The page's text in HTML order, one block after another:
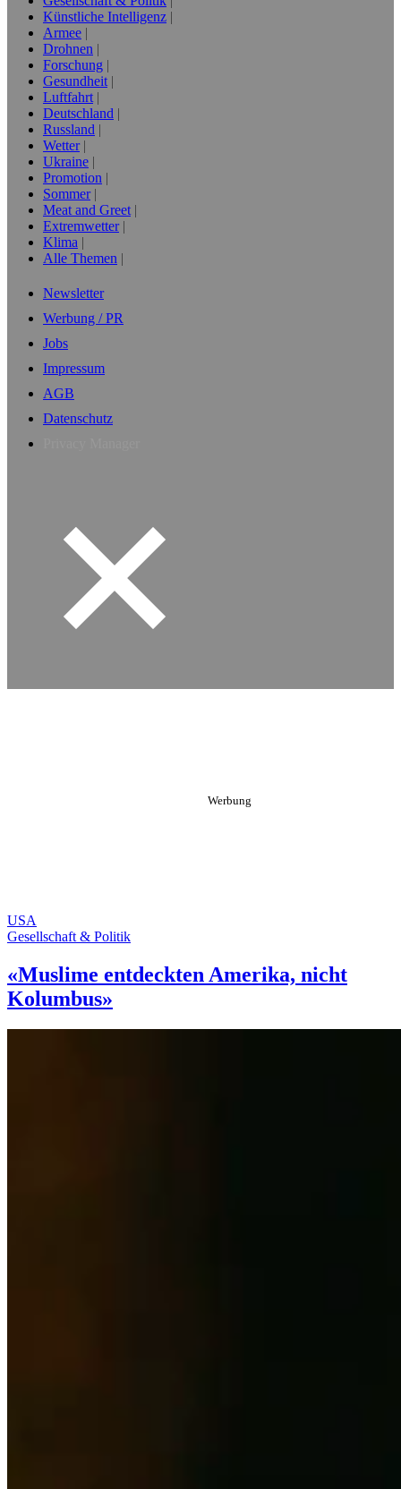
Künstliche Intelligenz
Armee
Drohnen
Forschung
Gesundheit
Luftfahrt
Deutschland
Russland
Wetter
Ukraine
Promotion
Sommer
Meat and Greet
Extremwetter
Klima
Alle Themen
Newsletter
Werbung / PR
Jobs
Impressum
AGB
Datenschutz
USA
Gesellschaft & Politik
«Muslime entdeckten Amerika, nicht
Kolumbus»